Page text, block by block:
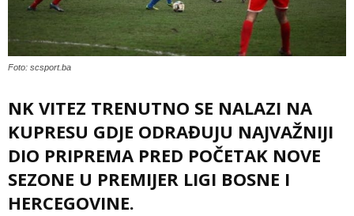
Foto: scsport.ba
NK VITEZ TRENUTNO SE NALAZI NA
KUPRESU GDJE ODRAĐUJU NAJVAŽNIJI
DIO PRIPREMA PRED POČETAK NOVE
SEZONE U PREMIJER LIGI BOSNE I
HERCEGOVINE.